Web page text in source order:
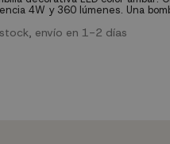
4W y 360 lúmenes. Una
28.000 horas.
envío en 1-2 días